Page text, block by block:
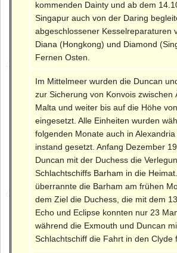
kommenden Dainty und ab dem
Singapur auch von der Daring
abgeschlossener Kesselreparaturen
Diana (Hongkong) und Diamond
Fernen Osten.
Im Mittelmeer wurden die Duncan
zur Sicherung von Konvois zwischen
Malta und weiter bis auf die Höhe
eingesetzt. Alle Einheiten wurden
folgenden Monate auch in
instand gesetzt. Anfang Dezember
Duncan mit der Duchess die
Schlachtschiffs Barham in die
überrannte die Barham am frühen
dem Ziel die Duchess, die mit dem
Echo und Eclipse konnten nur 23
während die Exmouth und Duncan
Schlachtschiff die Fahrt in den Clyde